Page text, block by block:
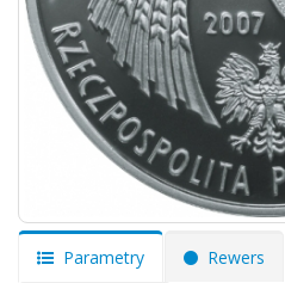
Parametry Rewers